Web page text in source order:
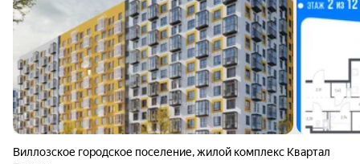
Виллозское городское поселение,жилой комплекс Квартал